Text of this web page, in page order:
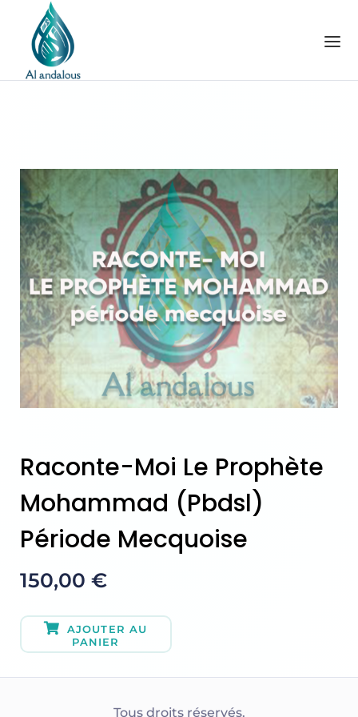
Raconte-Moi Le Prophète
Mohammad (pbdsl)
Période Mecquoise
150,00 €
AJOUTER AU
PANIER
Tous droits réservés.